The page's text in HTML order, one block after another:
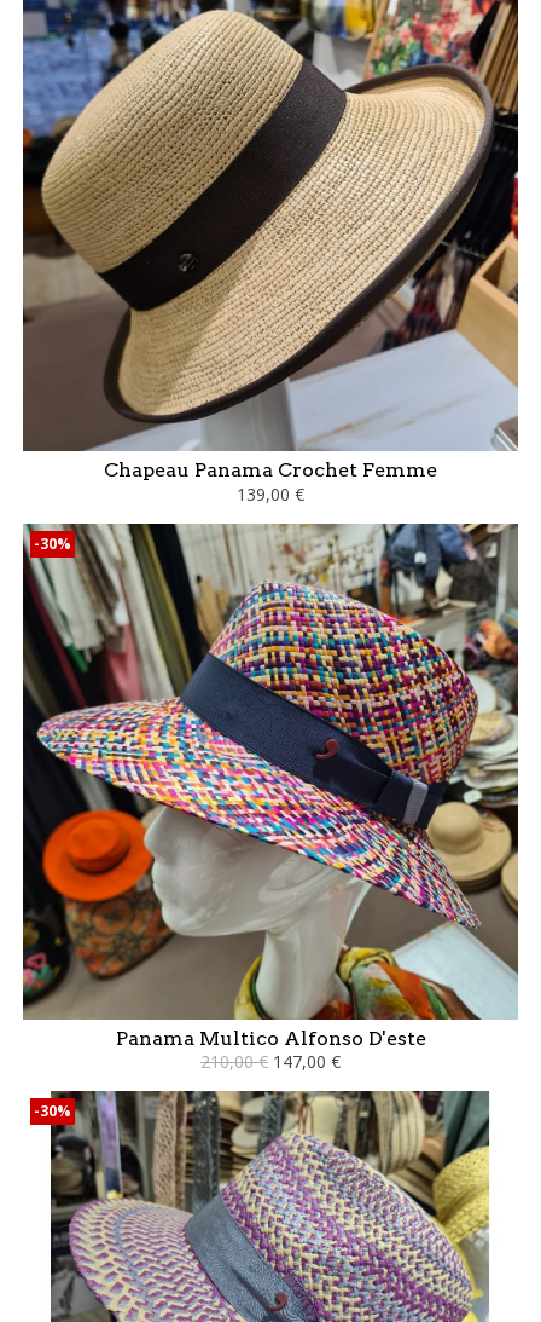
Chapeau Panama Crochet Femme
139,00 €
Panama Multico Alfonso D'este
210,00 € 147,00 €
-30%
-30%